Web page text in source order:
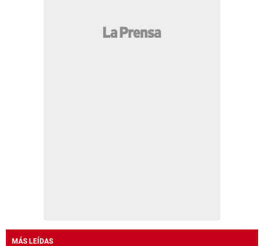
MÁS LEÍDAS